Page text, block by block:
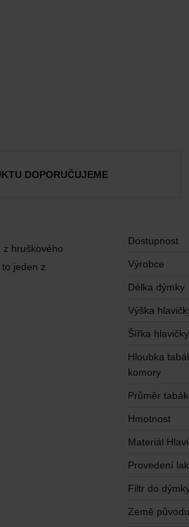
DOPORUČUJEME
z hruškového
jeden z
Dostupnost
Výrobce
Délka dýmky
Výška
Šířka hlavičky
Hloubka
komory
Průměr
Hmotnost
Materiál
Provedení lak
Filtr do
Země původu